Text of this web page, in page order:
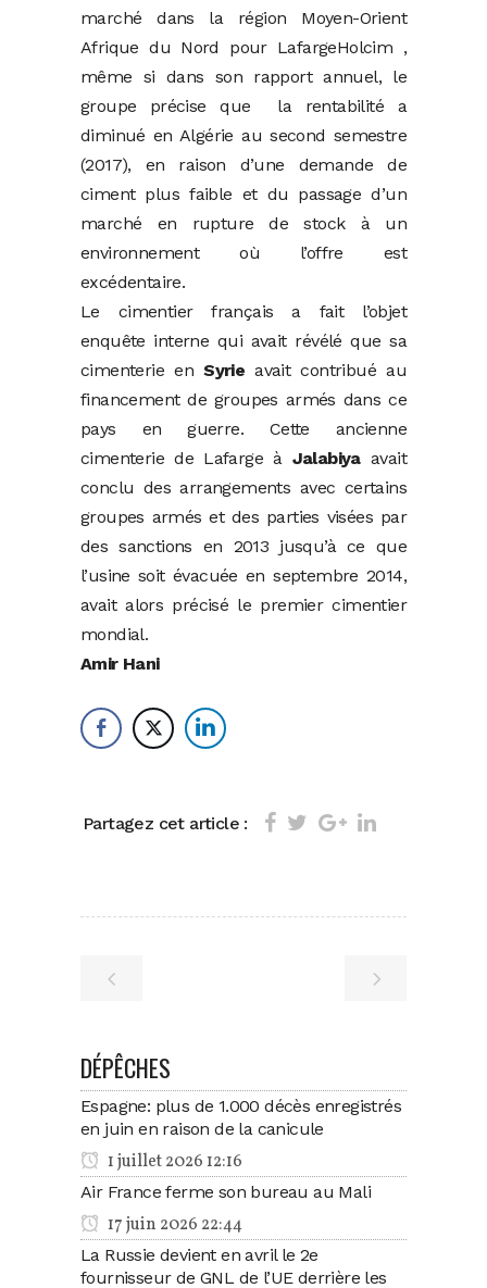
marché dans la région Moyen-Orient
Afrique du Nord pour LafargeHolcim ,
même si dans son rapport annuel, le
groupe précise que la rentabilité a
diminué en Algérie au second semestre
(2017), en raison d’une demande de
ciment plus faible et du passage d’un
marché en rupture de stock à un
environnement où l’offre est
excédentaire.
Le cimentier français a fait l’objet
enquête interne qui avait révélé que sa
cimenterie enSyrie avait contribué au
financement de groupes armés dans ce
pays en guerre. Cette ancienne
cimenterie de Lafarge à Jalabiyaavait
conclu des arrangements avec certains
groupes armés et des parties visées par
des sanctions en 2013 jusqu’à ce que
l’usine soit évacuée en septembre 2014,
avait alors précisé le premier cimentier
mondial.
Amir Hani
Partagez cet article :
DÉPÊCHES
Espagne: plus de 1.000 décès enregistrés
en juin en raison de la canicule
1 juillet 2026 12:16
Air France ferme son bureau au Mali
17 juin 2026 22:44
La Russie devient en avril le 2e
fournisseur de GNL de l’UE derrière les